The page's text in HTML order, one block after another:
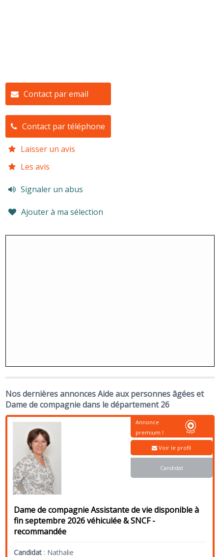
Contact par email
Contact par téléphone
Laisser un avis
Les avis
Signaler un abus
Ajouter à ma sélection
Nos dernières annonces Aide aux personnes âgées et
Dame de compagnie dans le département 26
Dame de compagnie Assistante de vie disponible à
fin septembre 2026 véhiculée & SNCF -
recommandée
Candidat : Nathalie
Annonce
premium !
Voir le profil
Candidat